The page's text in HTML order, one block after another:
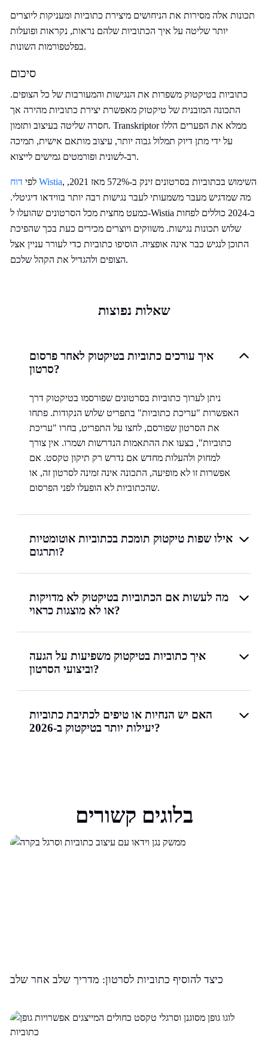
תכונות אלה מסירות את הניחושים מיצירת כתוביות ומעניקות ליוצרים
יותר שליטה על איך הכתוביות שלהם נראות, נקראות ופועלות
בפלטפורמות השונות.
סיכום
כתוביות בטיקטוק משפרות את הנגישות והמעורבות של כל הצופים.
התכונה המובנית של טיקטוק מאפשרת יצירת כתוביות מהירה אך
חסרה שליטה בעיצוב ותזמון. Transkriptor ממלא את הפערים הללו
על ידי מתן דיוק תמלול גבוה יותר, עיצוב מותאם אישית, תמיכה
רב-לשונית ופורמטים גמישים לייצוא.
לפי דוח Wistia, השימוש בכתוביות בסרטונים זינק ב-572% מאז 2021,
מה שמדגיש מעבר משמעותי לעבר נגישות רבה יותר בווידאו דיגיטלי.
כמעט מחצית מכל הסרטונים שהועלו ל-Wistia ב-2024 כוללים לפחות
שלוש תכונות נגישות. משווקים ויוצרים מכירים כעת בכך שהפיכת
התוכן לנגיש כבר אינה אופציה. הוסיפו כתוביות כדי לעורר עניין אצל
הצופים ולהגדיל את הקהל שלכם.
שאלות נפוצות
איך עורכים כתוביות בטיקטוק לאחר פרסום
סרטון?
ניתן לערוך כתוביות בסרטונים שפורסמו בטיקטוק דרך
האפשרות "עריכת כתוביות" בתפריט שלוש הנקודות. פתחו
את הסרטון שפורסם, לחצו על התפריט, בחרו "עריכת
כתוביות", בצעו את ההתאמות הנדרשות ושמרו. אין צורך
למחוק ולהעלות מחדש אם נדרש רק תיקון טקסט. אם
אפשרות זו לא מופיעה, התכונה אינה זמינה לסרטון זה, או
שהכתוביות לא הופעלו לפני הפרסום.
אילו שפות טיקטוק תומכת בכתוביות אוטומטיות
ותרגום?
מה לעשות אם הכתוביות בטיקטוק לא מדויקות
או לא מוצגות כראוי?
איך כתוביות בטיקטוק משפיעות על הגעה
וביצועי הסרטון?
האם יש הנחיות או טיפים לכתיבת כתוביות
יעילות יותר בטיקטוק ב-2026?
בלוגים קשורים
כיצד להוסיף כתוביות לסרטון: מדריך שלב אחר שלב